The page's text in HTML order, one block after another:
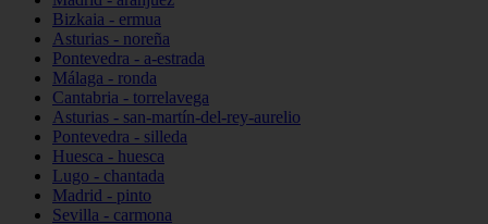
Bizkaia - ermua
Asturias - noreña
Pontevedra - a-estrada
Málaga - ronda
Cantabria - torrelavega
Asturias - san-martín-del-rey-aurelio
Pontevedra - silleda
Huesca - huesca
Lugo - chantada
Madrid - pinto
Sevilla - carmona